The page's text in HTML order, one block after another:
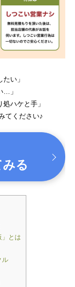
い」
…」
ハケと手」
てください♪
る
」とは
ル